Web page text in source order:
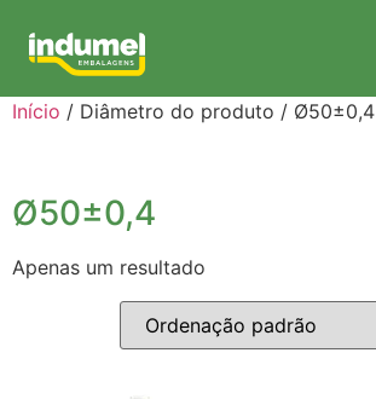
Início / Diâmetro do produto / Ø50±0,4
Ø50±0,4
Apenas um resultado